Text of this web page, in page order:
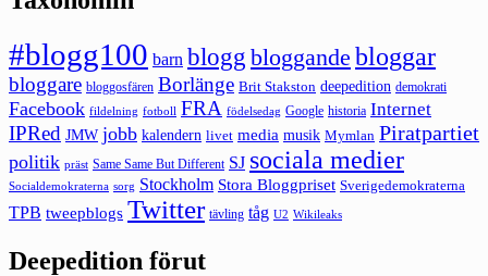
#blogg100 barn blogg bloggande bloggar
bloggare bloggosfären Borlänge Brit Stakston deepedition demokrati
Facebook fildelning fotboll FRA födelsedag Google historia Internet
IPRed JMW jobb kalendern livet media musik Mymlan Piratpartiet
politik präst Same Same But Different SJ sociala medier
Socialdemokraterna sorg Stockholm Stora Bloggpriset Sverigedemokraterna
TPB tweepblogs Twitter tävling tåg U2 Wikileaks
Deepedition förut